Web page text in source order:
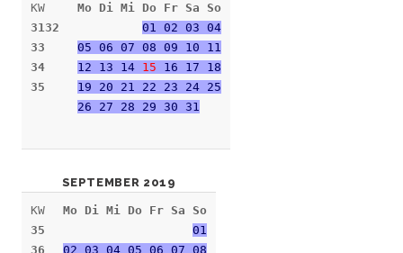
KW
3132
33
34
35
Mo Di Mi Do Fr Sa So
01 02 03 04
05 06 07 08 09 10 11
12 13 14 15 16 17 18
19 20 21 22 23 24 25
26 27 28 29 30 31
SEPTEMBER 2019
KW
35
36
Mo Di Mi Do Fr Sa So
01
02 03 04 05 06 07 08